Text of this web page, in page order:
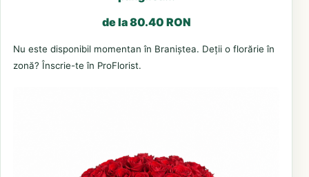
de la 80.40 RON
Nu este disponibil momentan în Braniștea. Deții o florărie în
zonă? Înscrie-te în ProFlorist.